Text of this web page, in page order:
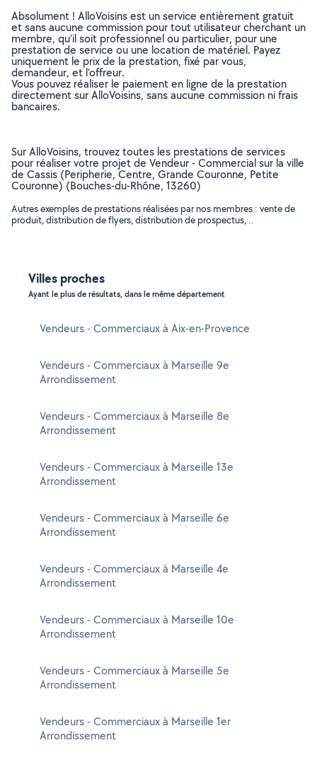
Absolument ! AlloVoisins est un service entièrement gratuit
et sans aucune commission pour tout utilisateur cherchant un
membre, qu’il soit professionnel ou particulier, pour une
prestation de service ou une location de matériel. Payez
uniquement le prix de la prestation, fixé par vous,
demandeur, et l’offreur.
Vous pouvez réaliser le paiement en ligne de la prestation
directement sur AlloVoisins, sans aucune commission ni frais
bancaires.
Sur AlloVoisins, trouvez toutes les prestations de services
pour réaliser votre projet de Vendeur - Commercial sur la ville
de Cassis (Peripherie, Centre, Grande Couronne, Petite
Couronne) (Bouches-du-Rhône, 13260)
Autres exemples de prestations réalisées par nos membres : vente de
produit, distribution de flyers, distribution de prospectus, ..
Villes proches
Ayant le plus de résultats, dans le même département
Vendeurs - Commerciaux à Aix-en-Provence
Vendeurs - Commerciaux à Marseille 9e
Arrondissement
Vendeurs - Commerciaux à Marseille 8e
Arrondissement
Vendeurs - Commerciaux à Marseille 13e
Arrondissement
Vendeurs - Commerciaux à Marseille 6e
Arrondissement
Vendeurs - Commerciaux à Marseille 4e
Arrondissement
Vendeurs - Commerciaux à Marseille 10e
Arrondissement
Vendeurs - Commerciaux à Marseille 5e
Arrondissement
Vendeurs - Commerciaux à Marseille 1er
Arrondissement